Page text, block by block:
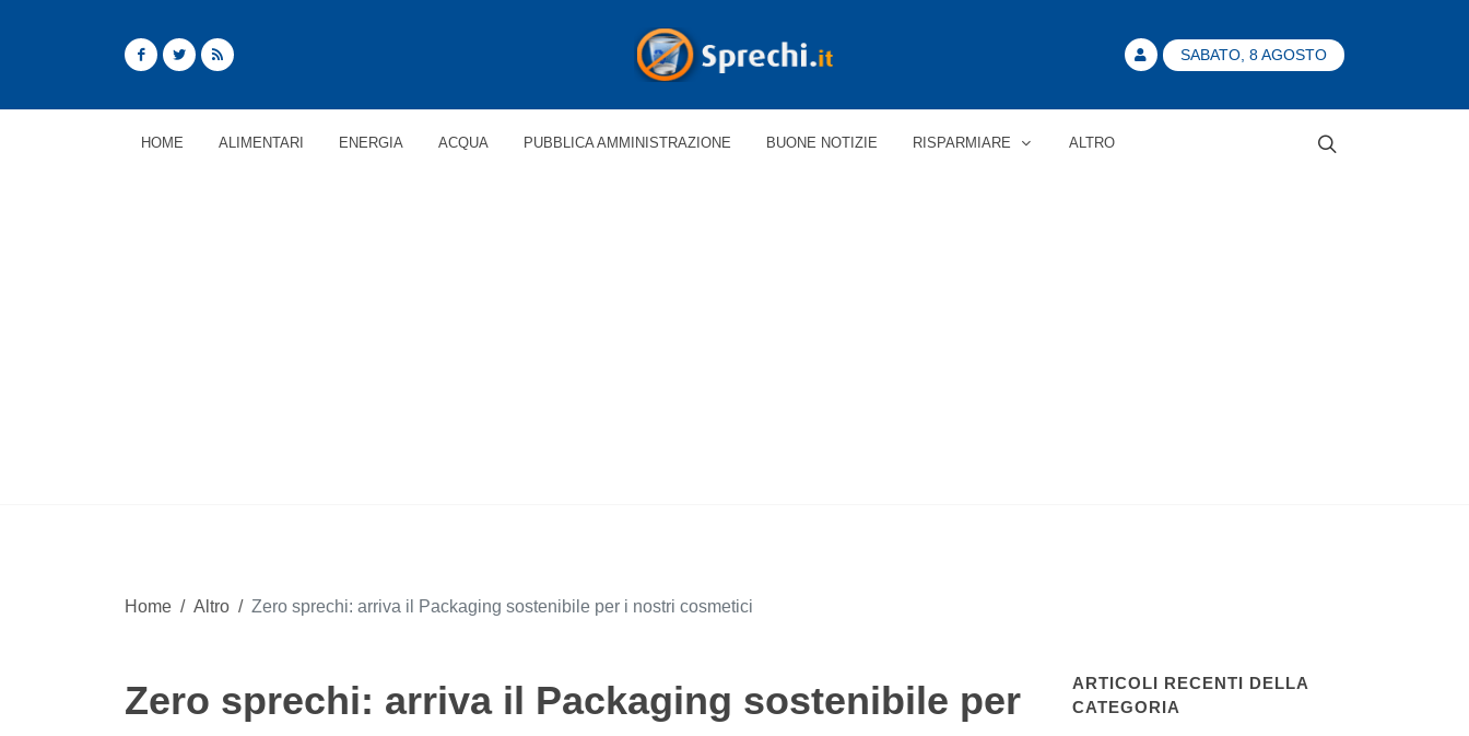
SABATO, 8 AGOSTO
HOME ALIMENTARI ENERGIA ACQUA PUBBLICA AMMINISTRAZIONE BUONE NOTIZIE RISPARMIARE ALTRO
Home / Altro / Zero sprechi: arriva il Packaging sostenibile per i nostri cosmetici
Zero sprechi: arriva il Packaging sostenibile per
ARTICOLI RECENTI DELLA
CATEGORIA